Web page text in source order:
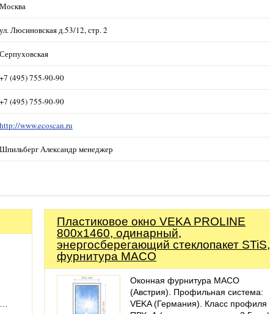
Москва
ул. Люсиновская д.53/12, стр. 2
Серпуховская
+7 (495) 755-90-90
+7 (495) 755-90-90
http://www.ecoscan.ru
Шпильберг Александр менеджер
Пластиковое окно VEKA PROLINE
800х1460, одинарный,
энергосберегающий стеклопакет STiS,
фурнитура MACO
Оконная фурнитура MACO
(Австрия). Профильная система:
VEKA (Германия). Класс профиля